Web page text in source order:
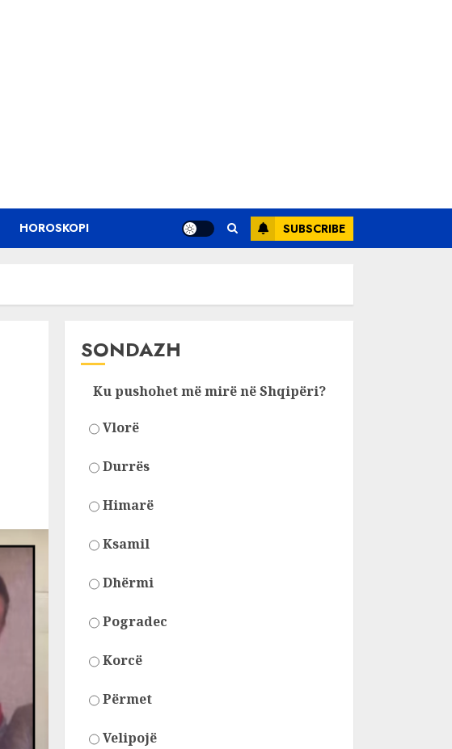
HOROSKOPI SUBSCRIBE
SONDAZH
Ku pushohet më mirë në Shqipëri?
Vlorë
Durrës
Himarë
Ksamil
Dhërmi
Pogradec
Korcë
Përmet
Velipojë